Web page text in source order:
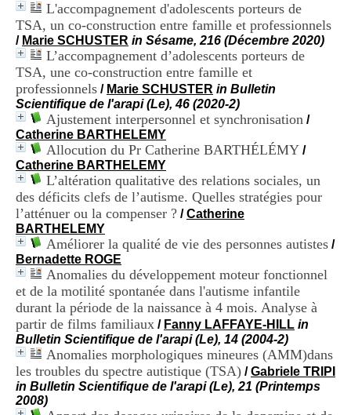
L'accompagnement d'adolescents porteurs de
TSA, un co-construction entre famille et professionnels
/ Marie SCHUSTER in Sésame, 216 (Décembre 2020)
L’accompagnement d’adolescents porteurs de
TSA, une co-construction entre famille et
professionnels / Marie SCHUSTER in Bulletin
Scientifique de l'arapi (Le), 46 (2020-2)
Ajustement interpersonnel et synchronisation /
Catherine BARTHELEMY
Allocution du Pr Catherine BARTHÉLÉMY /
Catherine BARTHELEMY
L’altération qualitative des relations sociales, un
des déficits clefs de l’autisme. Quelles stratégies pour
l’atténuer ou la compenser ? /Catherine
BARTHELEMY
Améliorer la qualité de vie des personnes autistes /
Bernadette ROGE
Anomalies du développement moteur fonctionnel
et de la motilité spontanée dans l'autisme infantile
durant la période de la naissance à 4 mois. Analyse à
partir de films familiaux / Fanny LAFFAYE-HILL in
Bulletin Scientifique de l'arapi (Le), 14 (2004-2)
Anomalies morphologiques mineures (AMM)dans
les troubles du spectre autistique (TSA) /Gabriele TRIPI
in Bulletin Scientifique de l'arapi (Le), 21 (Printemps
2008)
e
D
o
c
u
m
e
n
t
a
t
i
o
n
d
C
R
A
R
h
ô
n
e
-
A
l
p